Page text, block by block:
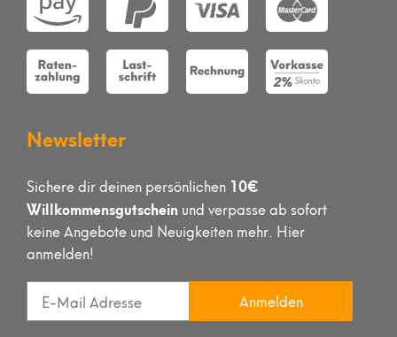
Newsletter
Sichere dir deinen persönlichen 10€
Willkommensgutschein und verpasse ab sofort
keine Angebote und Neuigkeiten mehr. Hier
anmelden!
Anmelden